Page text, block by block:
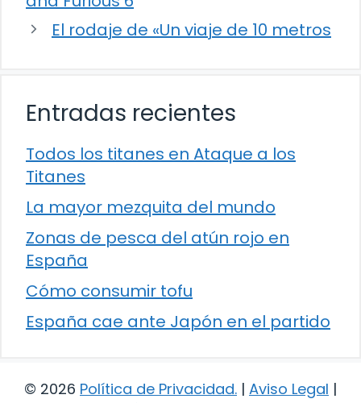
El rodaje de «Un viaje de 10 metros
Entradas recientes
Todos los titanes en Ataque a los
Titanes
La mayor mezquita del mundo
Zonas de pesca del atún rojo en
España
Cómo consumir tofu
España cae ante Japón en el partido
© 2026 Política de Privacidad. | Aviso Legal |